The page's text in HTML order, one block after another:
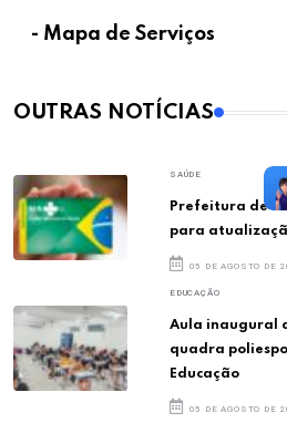
- Mapa de Serviços
OUTRAS NOTÍCIAS
SAÚDE
Prefeitura de
para
05 DE AGOSTO DE
EDUCAÇÃO
Aula inaugural
quadra
Educação
05 DE AGOSTO DE